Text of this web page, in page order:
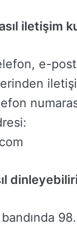
iletişim
e-